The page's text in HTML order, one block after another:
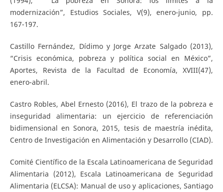
modernización”, Estudios Sociales, V(9), enero-junio, pp.
167-197.
Castillo Fernández, Dídimo y Jorge Arzate Salgado (2013),
“Crisis económica, pobreza y política social en México”,
Aportes, Revista de la Facultad de Economía, XVIII(47),
enero-abril.
Castro Robles, Abel Ernesto (2016), El trazo de la pobreza e
inseguridad alimentaria: un ejercicio de referenciación
bidimensional en Sonora, 2015, tesis de maestría inédita,
Centro de Investigación en Alimentación y Desarrollo (CIAD).
Comité Científico de la Escala Latinoamericana de Seguridad
Alimentaria (2012), Escala Latinoamericana de Seguridad
Alimentaria (ELCSA): Manual de uso y aplicaciones, Santiago